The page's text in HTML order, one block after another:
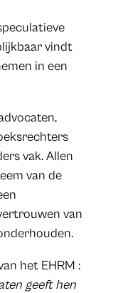
vindt
in een
vak. Allen
van de
van
het EHRM :
geeft hen